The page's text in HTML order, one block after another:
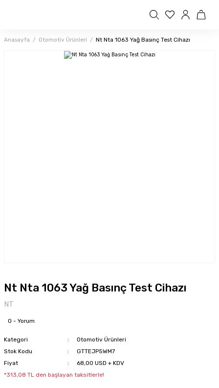
Anasayfa Otomotiv Ürünleri Nt Nta 1063 Yağ Basınç Test Cihazı
Nt Nta 1063 Yağ Basınç Test Cihazı
NT
0 - Yorum
Kategori
Otomotiv Ürünleri
Stok Kodu
GTTEJP5WM7
Fiyat
68,00 USD + KDV
*313,08 TL den başlayan taksitlerle!